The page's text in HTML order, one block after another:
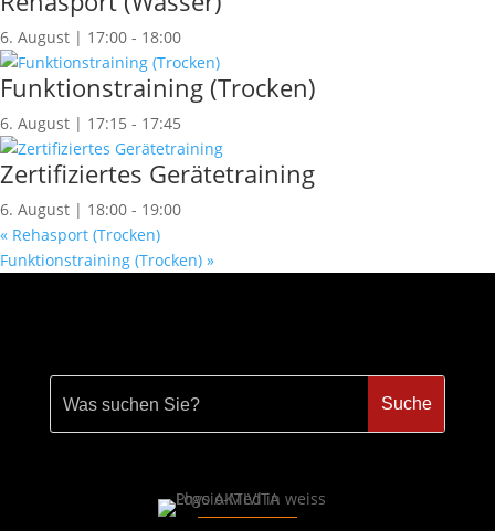
6. August | 17:00 - 18:00
Funktionstraining (Trocken)
6. August | 17:15 - 17:45
Zertifiziertes Gerätetraining
6. August | 18:00 - 19:00
« Rehasport (Trocken)
Funktionstraining (Trocken) »